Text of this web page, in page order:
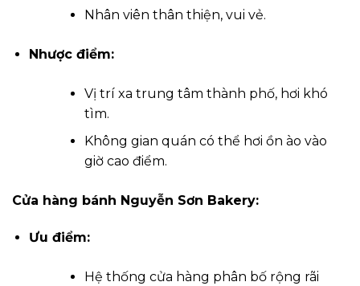
Nhân viên thân thiện, vui vẻ.
Nhược điểm:
Vị trí xa trung tâm thành phố, hơi khó
tìm.
Không gian quán có thể hơi ồn ào vào
giờ cao điểm.
Cửa hàng bánh Nguyễn Sơn Bakery:
Ưu điểm:
Hệ thống cửa hàng phân bố rộng rãi